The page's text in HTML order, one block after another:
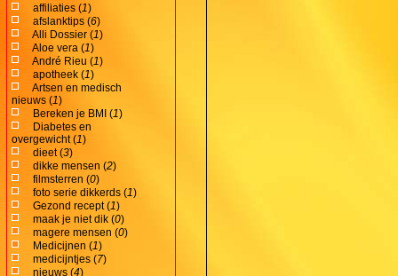
affiliaties (1)
afslanktips (6)
Alli Dossier (1)
Aloe vera (1)
André Rieu (1)
apotheek (1)
Artsen en medisch
nieuws (1)
Bereken je BMI (1)
Diabetes en
overgewicht (1)
dieet (3)
dikke mensen (2)
filmsterren (0)
foto serie dikkerds (1)
Gezond recept (1)
maak je niet dik (0)
magere mensen (0)
Medicijnen (1)
medicijntjes (7)
nieuws (4)